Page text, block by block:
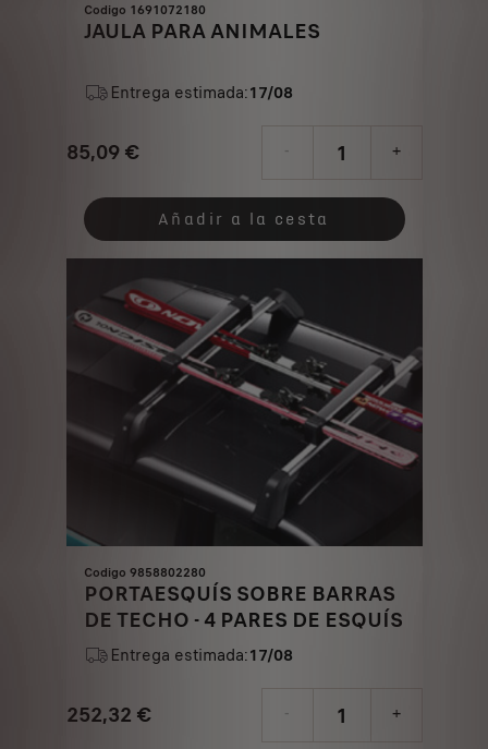
Codigo 1691072180
JAULA PARA ANIMALES
Entrega estimada:17/08
85,09 €
Price
85,09
- +
Quantity
updated
Añadir a la cesta
Codigo 9858802280
PORTAESQUÍS SOBRE BARRAS
DE TECHO - 4 PARES DE ESQUÍS
Entrega estimada:17/08
252,32 € - +